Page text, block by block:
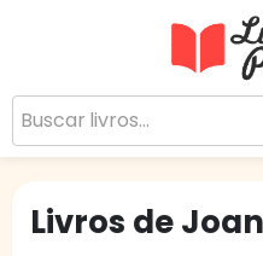
Sua
Livros de